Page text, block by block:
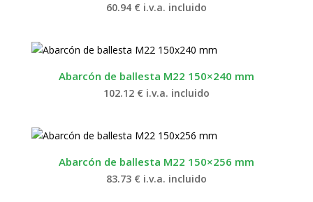
60.94 € i.v.a. incluido
Abarcón de ballesta M22 150×240 mm
102.12 € i.v.a. incluido
Abarcón de ballesta M22 150×256 mm
83.73 € i.v.a. incluido